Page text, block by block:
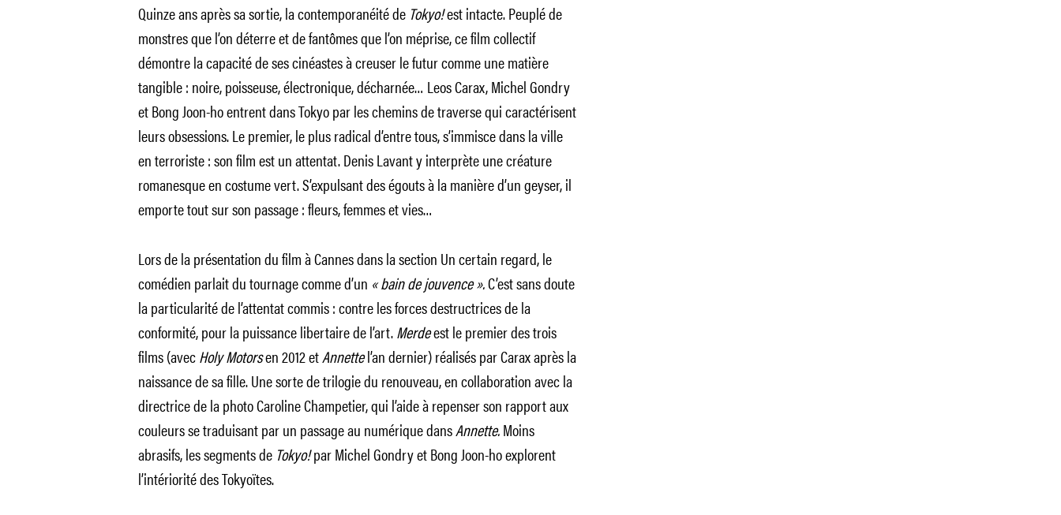
Quinze ans après sa sortie, la contemporanéité de Tokyo!est intacte. Peuplé de
monstres que l’on déterre et de fantômes que l’on méprise, ce film collectif
démontre la capacité de ses cinéastes à creuser le futur comme une matière
tangible : noire, poisseuse, électronique, décharnée… Leos Carax, Michel Gondry
et Bong Joon-ho entrent dans Tokyo par les chemins de traverse qui caractérisent
leurs obsessions. Le premier, le plus radical d’entre tous, s’immisce dans la ville
en terroriste : son film est un attentat. Denis Lavant y interprète une créature
romanesque en costume vert. S’expulsant des égouts à la manière d’un geyser, il
emporte tout sur son passage : fleurs, femmes et vies…
Lors de la présentation du film à Cannes dans la section Un certain regard, le
comédien parlait du tournage comme d’un « bain de jouvence ».C’est sans doute
la particularité de l’attentat commis : contre les forces destructrices de la
conformité, pour la puissance libertaire de l’art.Merdeest le premier des trois
films (avecHoly Motorsen 2012 etAnnettel’an dernier) réalisés par Carax après la
naissance de sa fille. Une sorte de trilogie du renouveau, en collaboration avec la
directrice de la photo Caroline Champetier, qui l’aide à repenser son rapport aux
couleurs se traduisant par un passage au numérique dansAnnette.Moins
abrasifs, les segments de Tokyo!par Michel Gondry et Bong Joon-ho explorent
l’intériorité des Tokyoïtes.